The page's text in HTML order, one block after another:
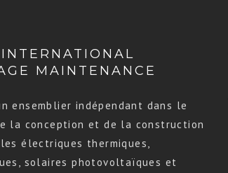
MAINTENANCE
ensemblier indépendant dans le
la conception et de la construction
électriques thermiques,
solaires photovoltaïques et